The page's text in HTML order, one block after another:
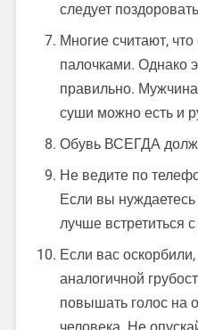
следует
Многие считают,
палочками. Однако
правильно.
суши можно есть и
Обувь ВСЕГДА
Не ведите по
Если вы
лучше встретиться
Если вас
аналогичной
повышать голос на